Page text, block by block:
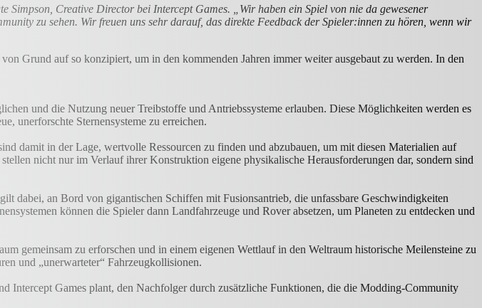
Simpson, Creative Director bei Intercept Games. „Wir haben ein Spiel von nie da gewesener
zu sehen. Wir freuen uns sehr darauf, das direkte Feedback der Spieler:innen zu hören, wenn wir
Grund auf so konzipiert, um in den kommenden Jahren immer weiter ausgebaut zu werden. In den
und die Nutzung neuer Treibstoffe und Antriebssysteme erlauben. Diese Möglichkeiten werden es
unerforschte Sternensysteme zu erreichen.
damit in der Lage, wertvolle Ressourcen zu finden und abzubauen, um mit diesen Materialien auf
nicht nur im Verlauf ihrer Konstruktion eigene physikalische Herausforderungen dar, sondern sind
dabei, an Bord von gigantischen Schiffen mit Fusionsantrieb, die unfassbare Geschwindigkeiten
können die Spieler dann Landfahrzeuge und Rover absetzen, um Planeten zu entdecken und
gemeinsam zu erforschen und in einem eigenen Wettlauf in den Weltraum historische Meilensteine zu
und „unerwarteter“ Fahrzeugkollisionen.
Intercept Games plant, den Nachfolger durch zusätzliche Funktionen, die die Modding-Community